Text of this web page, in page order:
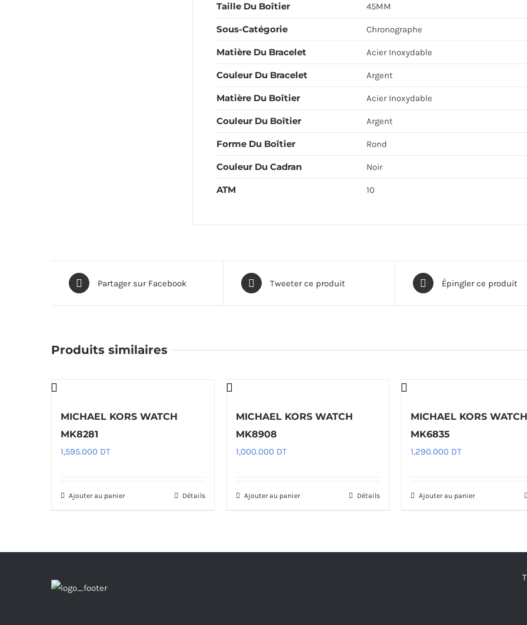
Taille Du Boîtier 45MM
Sous-Catégorie Chronographe
Matière Du Bracelet Acier Inoxydable
Couleur Du Bracelet Argent
Matière Du Boîtier Acier Inoxydable
Couleur Du Boîtier Argent
Forme Du Boîtier Rond
Couleur Du Cadran Noir
ATM 10
Partager sur Facebook Tweeter ce produit Épingler ce produit
Produits similaires
MICHAEL KORS WATCH
MK8281
1,595.000 DT
Ajouter au panier Détails
MICHAEL KORS WATCH
MK8908
1,000.000 DT
Ajouter au panier Détails
MICHAEL KORS WATCH
MK6835
1,290.000 DT
Ajouter au panier